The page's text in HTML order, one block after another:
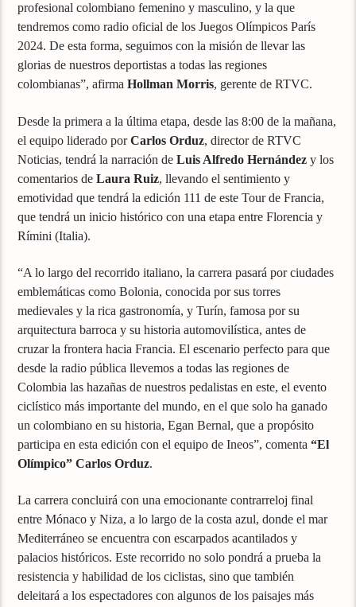
profesional colombiano femenino y masculino, y la que
tendremos como radio oficial de los Juegos Olímpicos París
2024. De esta forma, seguimos con la misión de llevar las
glorias de nuestros deportistas a todas las regiones
colombianas”, afirmaHollman Morris, gerente de RTVC.
Desde la primera a la última etapa, desde las 8:00 de la mañana,
el equipo liderado porCarlos Orduz, director de RTVC
Noticias, tendrá la narración deLuis Alfredo Hernándezy los
comentarios deLaura Ruiz, llevando el sentimiento y
emotividad que tendrá la edición 111 de este Tour de Francia,
que tendrá un inicio histórico con una etapa entre Florencia y
Rímini (Italia).
“A lo largo del recorrido italiano, la carrera pasará por ciudades
emblemáticas como Bolonia, conocida por sus torres
medievales y la rica gastronomía, y Turín, famosa por su
arquitectura barroca y su historia automovilística, antes de
cruzar la frontera hacia Francia. El escenario perfecto para que
desde la radio pública llevemos a todas las regiones de
Colombia las hazañas de nuestros pedalistas en este, el evento
ciclístico más importante del mundo, en el que solo ha ganado
un colombiano en su historia, Egan Bernal, que a propósito
participa en esta edición con el equipo de Ineos”, comenta“El
Olímpico” Carlos Orduz.
La carrera concluirá con una emocionante contrarreloj final
entre Mónaco y Niza, a lo largo de la costa azul, donde el mar
Mediterráneo se encuentra con escarpados acantilados y
palacios históricos. Este recorrido no solo pondrá a prueba la
resistencia y habilidad de los ciclistas, sino que también
deleitará a los espectadores con algunos de los paisajes más